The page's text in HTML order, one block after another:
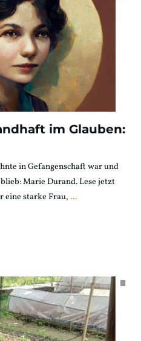
im Glauben:
in Gefangenschaft war und
Marie Durand. Lese jetzt
eine starke Frau, ...